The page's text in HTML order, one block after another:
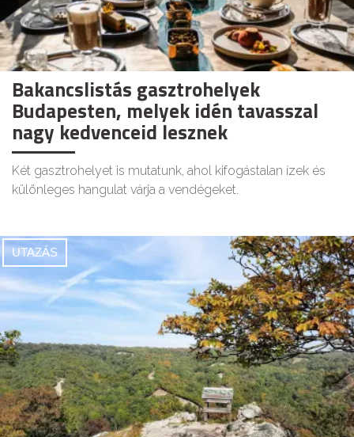
Bakancslistás gasztrohelyek
Budapesten, melyek idén tavasszal
nagy kedvenceid lesznek
Két gasztrohelyet is mutatunk, ahol kifogástalan ízek és
különleges hangulat várja a vendégeket.
UTAZÁS